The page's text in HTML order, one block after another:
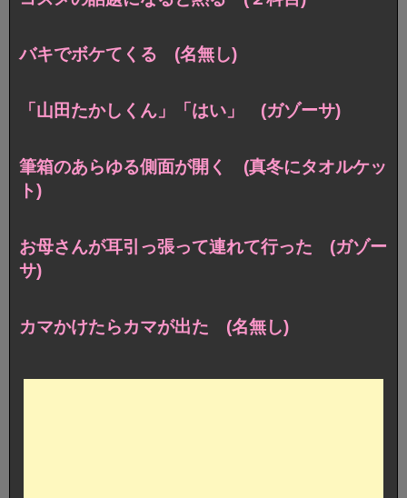
バキでボケてくる (名無し)
「山田たかしくん」「はい」 (ガゾーサ)
筆箱のあらゆる側面が開く (真冬にタオルケッ
ト)
お母さんが耳引っ張って連れて行った (ガゾー
サ)
カマかけたらカマが出た (名無し)